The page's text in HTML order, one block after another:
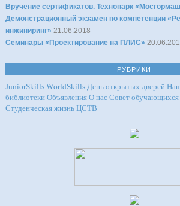
Вручение сертификатов. Технопарк
Демонстрационный экзамен по компетенции
инжиниринг» 21.06.2018
Семинары «Проектирование на ПЛИС»
РУБРИКИ
JuniorSkillsWorldSkillsДень открытых дверей
библиотекиОбъявленияО насСовет обучающихся
Студенческая жизньЦСТВ